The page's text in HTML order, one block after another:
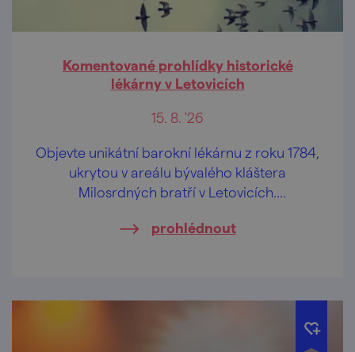
Komentované prohlídky historické
lékárny v Letovicích
15. 8. '26
Objevte unikátní barokní lékárnu z roku 1784,
ukrytou v areálu bývalého kláštera
Milosrdných bratří v Letovicích.
autenticky dochovaného interiéru, který
prohlédnout